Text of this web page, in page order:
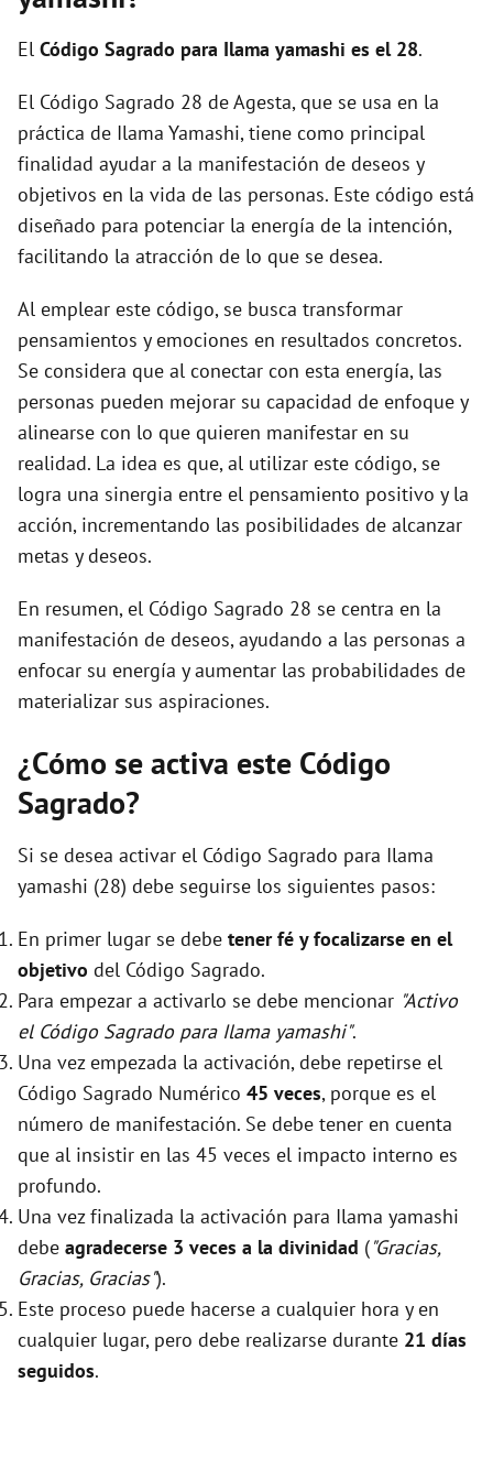
e
o
El Código Sagrado para Ilama yamashi es el 28.
El Código Sagrado 28 de Agesta, que se usa en la
práctica de Ilama Yamashi, tiene como principal
finalidad ayudar a la manifestación de deseos y
objetivos en la vida de las personas. Este código está
diseñado para potenciar la energía de la intención,
facilitando la atracción de lo que se desea.
Al emplear este código, se busca transformar
pensamientos y emociones en resultados concretos.
Se considera que al conectar con esta energía, las
personas pueden mejorar su capacidad de enfoque y
alinearse con lo que quieren manifestar en su
realidad. La idea es que, al utilizar este código, se
logra una sinergia entre el pensamiento positivo y la
acción, incrementando las posibilidades de alcanzar
metas y deseos.
En resumen, el Código Sagrado 28 se centra en la
manifestación de deseos, ayudando a las personas a
enfocar su energía y aumentar las probabilidades de
materializar sus aspiraciones.
¿Cómo se activa este Código
Sagrado?
Si se desea activar el Código Sagrado para Ilama
yamashi (28) debe seguirse los siguientes pasos:
En primer lugar se debe tener fé y focalizarse en el
objetivo del Código Sagrado.
Para empezar a activarlo se debe mencionar "Activo
el Código Sagrado para Ilama yamashi".
Una vez empezada la activación, debe repetirse el
Código Sagrado Numérico 45 veces, porque es el
número de manifestación. Se debe tener en cuenta
que al insistir en las 45 veces el impacto interno es
profundo.
Una vez finalizada la activación para Ilama yamashi
debe agradecerse 3 veces a la divinidad ("Gracias,
Gracias, Gracias").
Este proceso puede hacerse a cualquier hora y en
cualquier lugar, pero debe realizarse durante 21 días
seguidos.